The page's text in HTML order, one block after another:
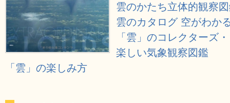
雲のかたち立体的観察
雲のカタログ 空がわか
「雲」のコレクターズ
楽しい気象観察図鑑
「雲」の楽しみ方